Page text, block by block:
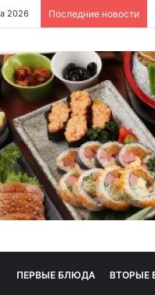
2026 Последние новости
ПЕРВЫЕ БЛЮДА ВТОРЫЕ